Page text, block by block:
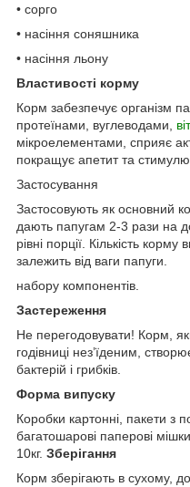
• сорго
• насіння соняшника
• насіння льону
Властивостi корму
Корм забезпечує організм
протеїнами, вуглеводами,
мікроелементами, сприяє
покращує апетит та
Застосування
Застосовують як основний
дають папугам 2-3 рази на
рівні порції. Кількість
залежить від ваги папуги.
набору компонентів.
Застереження
Не перегодовувати! Корм,
годівниці нез’їденим,
бактерій і грибків.
Форма випуску
Коробки картонні, пакети з
багатошарові паперові
10кг. Зберiгання
Корм зберігають в сухому,